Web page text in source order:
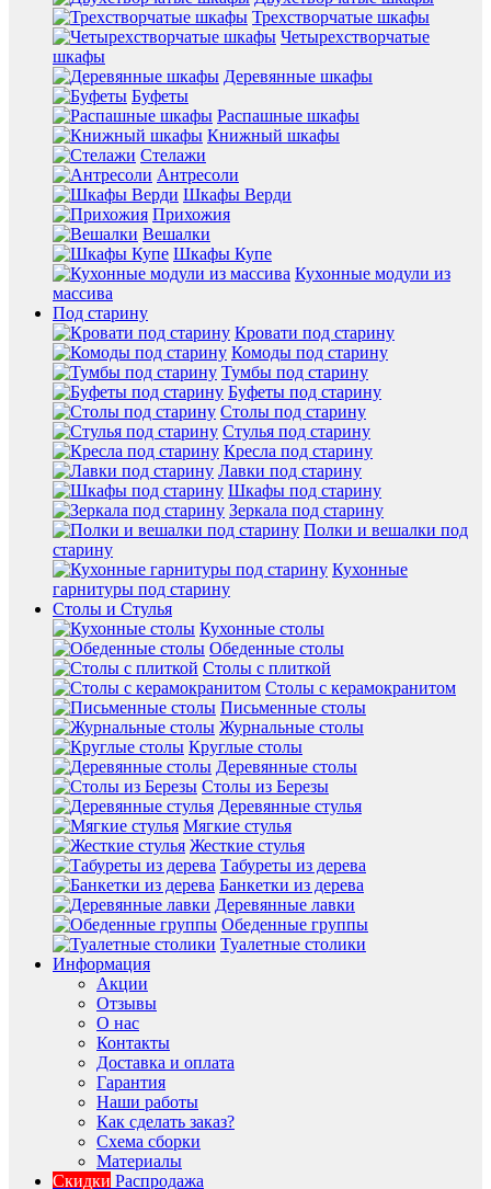
Трехстворчатые шкафы
Четырехстворчатые
шкафы
Деревянные шкафы
Буфеты
Распашные шкафы
Книжный шкафы
Стелажи
Антресоли
Шкафы Верди
Прихожия
Вешалки
Шкафы Купе
Кухонные модули из
массива
Под старину
Кровати под старину
Комоды под старину
Тумбы под старину
Буфеты под старину
Столы под старину
Стулья под старину
Кресла под старину
Лавки под старину
Шкафы под старину
Зеркала под старину
Полки и вешалки под
старину
Кухонные
гарнитуры под старину
Столы и Стулья
Кухонные столы
Обеденные столы
Столы с плиткой
Столы с керамокранитом
Письменные столы
Журнальные столы
Круглые столы
Деревянные столы
Столы из Березы
Деревянные стулья
Мягкие стулья
Жесткие стулья
Табуреты из дерева
Банкетки из дерева
Деревянные лавки
Обеденные группы
Туалетные столики
Информация
Акции
Отзывы
О нас
Контакты
Доставка и оплата
Гарантия
Наши работы
Как сделать заказ?
Схема сборки
Материалы
Скидки Распродажа